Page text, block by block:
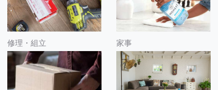
修理・組立 家事